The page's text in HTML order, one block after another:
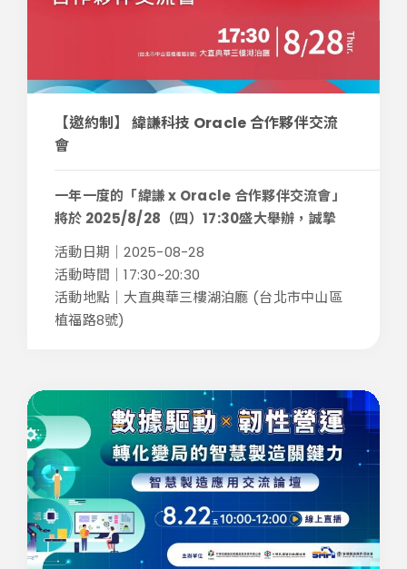
【邀約制】 緯謙科技 Oracle 合作夥伴交流
會
一年一度的「緯謙 x Oracle 合作夥伴交流會」
將於 2025/8/28（四）17:30盛大舉辦，誠摯
邀...
活動日期｜2025-08-28
活動時間｜17:30~20:30
活動地點｜大直典華三樓湖泊廳 (台北市中山區
植福路8號)